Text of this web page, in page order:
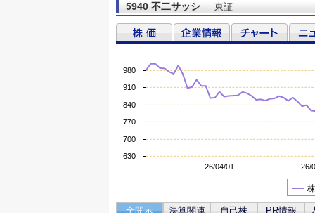
5940 不二サッシ 東証